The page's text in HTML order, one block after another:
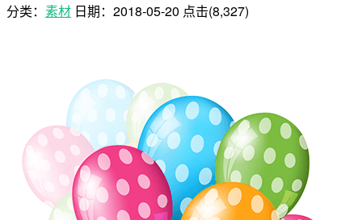
分类： 素材 日期： 2018-05-20 点击(8,327)